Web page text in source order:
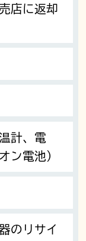
店に返却
計、電
ン電池）
のリサイ